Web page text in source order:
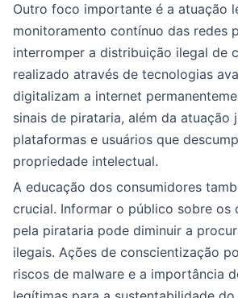
Outro foco importante é a atuação
monitoramento contínuo das redes
interromper a distribuição ilegal de
realizado através de tecnologias
digitalizam a internet
sinais de pirataria, além da atuação
plataformas e usuários que
propriedade intelectual.
A educação dos consumidores
crucial. Informar o público sobre os
pela pirataria pode diminuir a
ilegais. Ações de conscientização
riscos de malware e a importância